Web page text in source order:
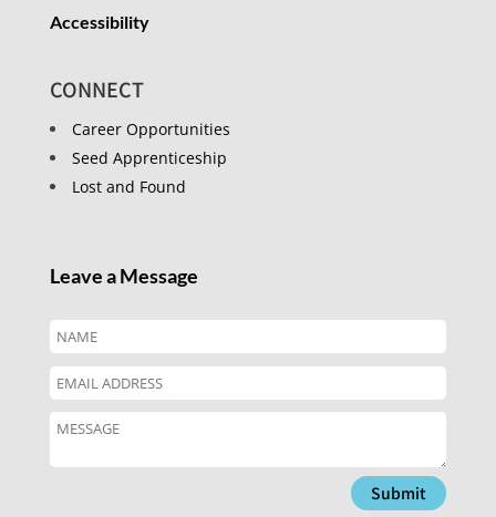
Accessibility
CONNECT
Career Opportunities
Seed Apprenticeship
Lost and Found
Leave a Message
Submit